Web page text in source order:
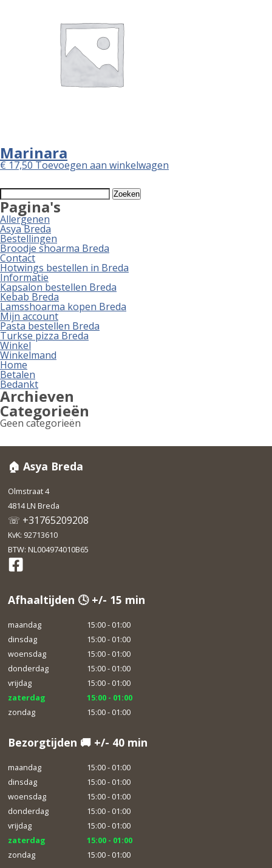
Marinara
€17,50Toevoegen aan winkelwagen
Zoeken
naar:
Pagina's
Allergenen
Asya Breda
Bestellingen
Broodje shoarma Breda
Contact
Hotwings bestellen in Breda
Informatie
Kapsalon bestellen Breda
Kebab Breda
Lamsshoarma kopen Breda
Mijn account
Pasta bestellen Breda
Turkse pizza Breda
Winkel
Winkelmand
Home
Betalen
Bedankt
Archieven
Categorieën
Geen categorieën
🏠 Asya Breda
Olmstraat 4
4814 LN Breda
☏ +31765209208
KvK: 92713610
BTW: NL004974010B65
Afhaaltijden 🕓 +/- 15 min
maandag
15:00 - 01:00
dinsdag
15:00 - 01:00
woensdag
15:00 - 01:00
donderdag
15:00 - 01:00
vrijdag
15:00 - 01:00
zaterdag
15:00 - 01:00
zondag
15:00 - 01:00
Bezorgtijden 🚚 +/- 40 min
maandag
15:00 - 01:00
dinsdag
15:00 - 01:00
woensdag
15:00 - 01:00
donderdag
15:00 - 01:00
vrijdag
15:00 - 01:00
zaterdag
15:00 - 01:00
zondag
15:00 - 01:00